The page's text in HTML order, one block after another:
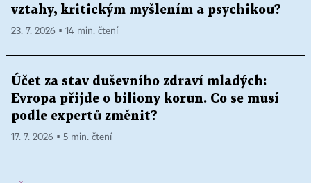
vztahy, kritickým myšlením a psychikou?
23. 7. 2026 ▪ 14 min. čtení
Účet za stav duševního zdraví mladých:
Evropa přijde o biliony korun. Co se musí
podle expertů změnit?
17. 7. 2026 ▪ 5 min. čtení